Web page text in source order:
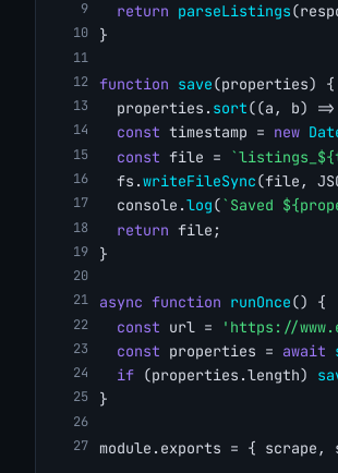
return parseListings
}
function save(properties) {
  properties.
sort((a, b)
const timestamp = new
const file =
  fs.
writeFileSync(file,
  console.
log(`Saved
return file;
}
async function runOnce() {
const url =
'https://
const properties = await
if (properties.length)
}
module.exports = {